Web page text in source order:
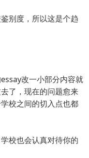
别度，所以这是个趋
改一小部分内容就
了，现在的问题愈来
校之间的切入点也都
校也会认真对待你的